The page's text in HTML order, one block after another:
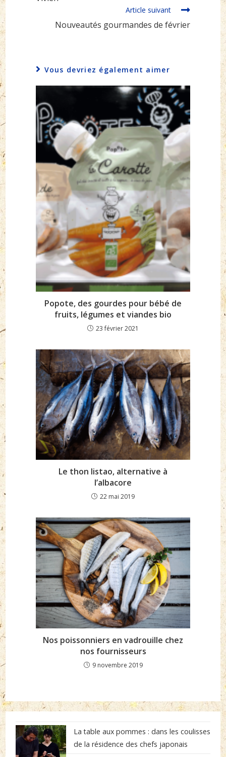
Article suivant
Nouveautés gourmandes de février
Vous devriez également aimer
Popote, des gourdes pour bébé de
fruits, légumes et viandes bio
23 février 2021
Le thon listao, alternative à
l’albacore
22 mai 2019
Nos poissonniers en vadrouille chez
nos fournisseurs
9 novembre 2019
La table aux pommes : dans les coulisses
de la résidence des chefs japonais